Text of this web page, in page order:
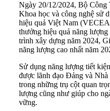
Ngày 20/12/2024, Bộ
Khoa học và công nghệ sử
hiệu quả Việt Nam
thưởng hiệu quả năng
trình xây dựng năm 2024,
năng lượng cao nhất năm
Sử dụng năng lượng tiết
được lãnh đạo Đảng và
trong những trụ cột quan
lượng cũng như giúp cho
vững.